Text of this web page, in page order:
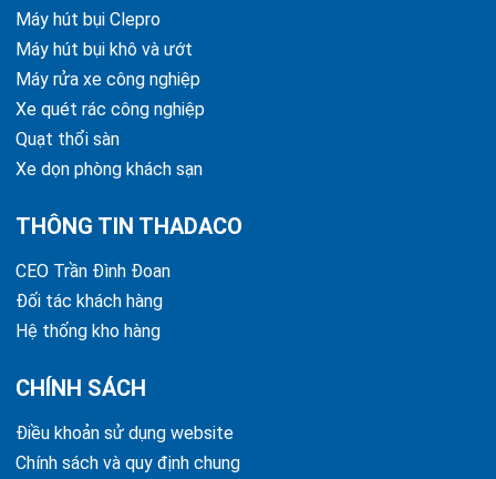
Máy hút bụi Clepro
Máy hút bụi khô và ướt
Máy rửa xe công nghiệp
Xe quét rác công nghiệp
Quạt thổi sàn
Xe dọn phòng khách sạn
THÔNG TIN THADACO
CEO Trần Đình Đoan
Đối tác khách hàng
Hệ thống kho hàng
CHÍNH SÁCH
Điều khoản sử dụng website
Chính sách và quy định chung